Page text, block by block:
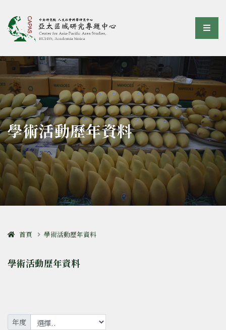
亞太區域研究專題中心選
:::
學術活動歷年資料
首頁 學術活動歷年資料
學術活動歷年資料
年度